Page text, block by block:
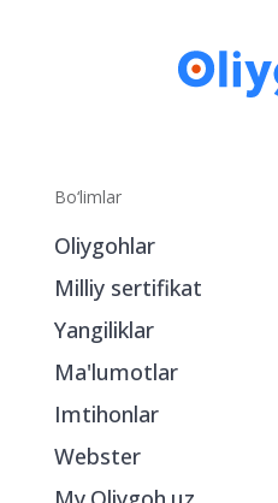
Bo‘limlar
Oliygohlar
Milliy sertifikat
Yangiliklar
Ma'lumotlar
Imtihonlar
Webster